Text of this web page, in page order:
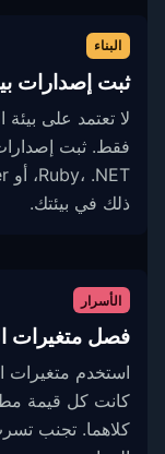
البناء
ثبت إصدارات
لا تعتمد على
ذلك في بيئتك.
الأسرار
فصل متغيرات
استخدم متغيرات
كانت كل قيمة
كلاهما. تجنب